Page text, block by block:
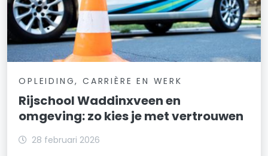
OPLEIDING, CARRIÈRE EN WERK
Rijschool Waddinxveen en
omgeving: zo kies je met vertrouwen
28 februari 2026